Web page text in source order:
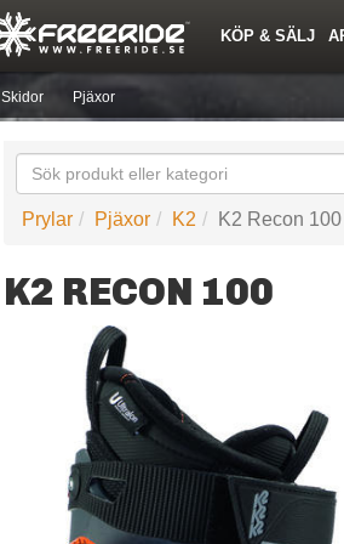
KÖP & SÄLJ
Nyheter Quiz Events
Nya inlägg Forumlista
Snöfallstoppen Topplistor
Skidor Pjäxor
Årets Krasch
Prylar Pjäxor K2 K2 Recon 100
K2 RECON 100